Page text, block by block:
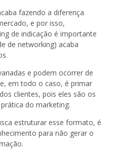
fazendo a diferença
e por isso,
de indicação é importante
de networking) acaba
e podem ocorrer de
em todo o caso, é primar
clientes, pois eles são os
do marketing.
estruturar esse formato, é
para não gerar o